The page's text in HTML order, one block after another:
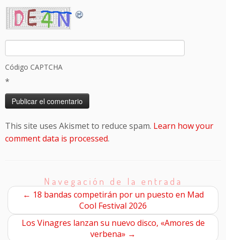
Código CAPTCHA
*
This site uses Akismet to reduce spam. Learn how your
comment data is processed.
Navegación de la entrada
← 18 bandas competirán por un puesto en Mad
Cool Festival 2026
Los Vinagres lanzan su nuevo disco, «Amores de
verbena» →